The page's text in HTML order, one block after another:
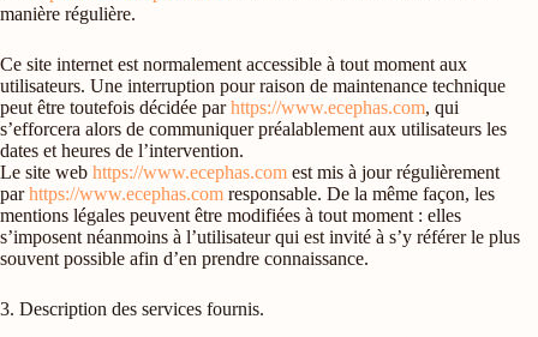
manière régulière.
Ce site internet est normalement accessible à tout moment aux
utilisateurs. Une interruption pour raison de maintenance technique
peut être toutefois décidée parhttps://www.ecephas.com, qui
s’efforcera alors de communiquer préalablement aux utilisateurs les
dates et heures de l’intervention.
Le site web https://www.ecephas.com est mis à jour régulièrement
parhttps://www.ecephas.com responsable. De la même façon, les
mentions légales peuvent être modifiées à tout moment : elles
s’imposent néanmoins à l’utilisateur qui est invité à s’y référer le plus
souvent possible afin d’en prendre connaissance.
3. Description des services fournis.